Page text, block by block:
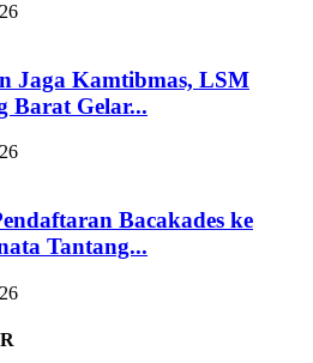
Jaga Kamtibmas, LSM
Barat Gelar...
Bacakades ke
Tantang...